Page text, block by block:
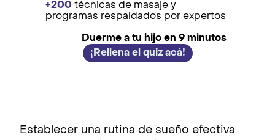
+200 técnicas de masaje y
programas respaldados por expertos
Duerme a tu hijo en 9 minutos
¡Rellena el quiz acá!
Establecer una rutina de sueño efectiva